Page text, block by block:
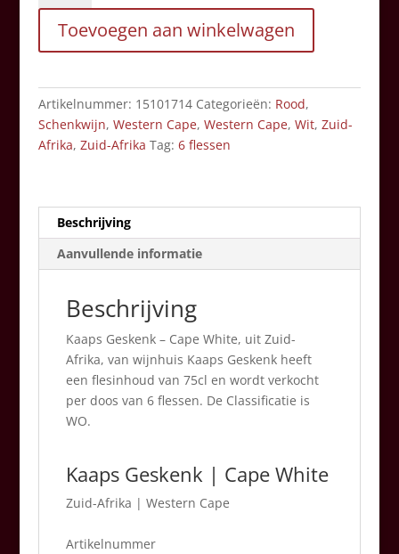
-
Cape
White
75
cl
aantal
Toevoegen aan winkelwagen
Artikelnummer: 15101714 Categorieën: Rood,
Schenkwijn, Western Cape, Western Cape, Wit, Zuid-
Afrika, Zuid-Afrika Tag: 6 flessen
Beschrijving
Aanvullende informatie
Beschrijving
Kaaps Geskenk – Cape White, uit Zuid-
Afrika, van wijnhuis Kaaps Geskenk heeft
een flesinhoud van 75cl en wordt verkocht
per doos van 6 flessen. De Classificatie is
WO.
Kaaps Geskenk | Cape White
Zuid-Afrika | Western Cape
Artikelnummer